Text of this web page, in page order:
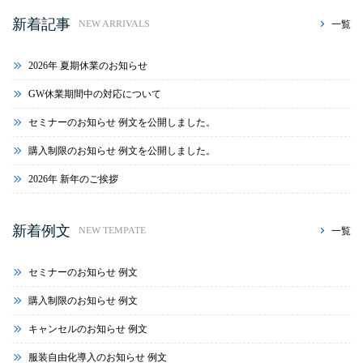
新着記事 NEW ARRIVALS 一覧
2026年 夏期休業のお知らせ
GW休業期間中の対応について
セミナーのお知らせ 例文を公開しました。
購入制限のお知らせ 例文を公開しました。
2026年 新年のご挨拶
新着例文 NEW TEMPATE 一覧
セミナーのお知らせ 例文
購入制限のお知らせ 例文
キャンセルのお知らせ 例文
服装自由化導入のお知らせ 例文